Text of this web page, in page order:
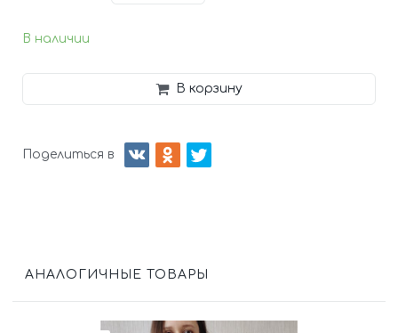
В наличии
В корзину
Поделиться в
АНАЛОГИЧНЫЕ ТОВАРЫ